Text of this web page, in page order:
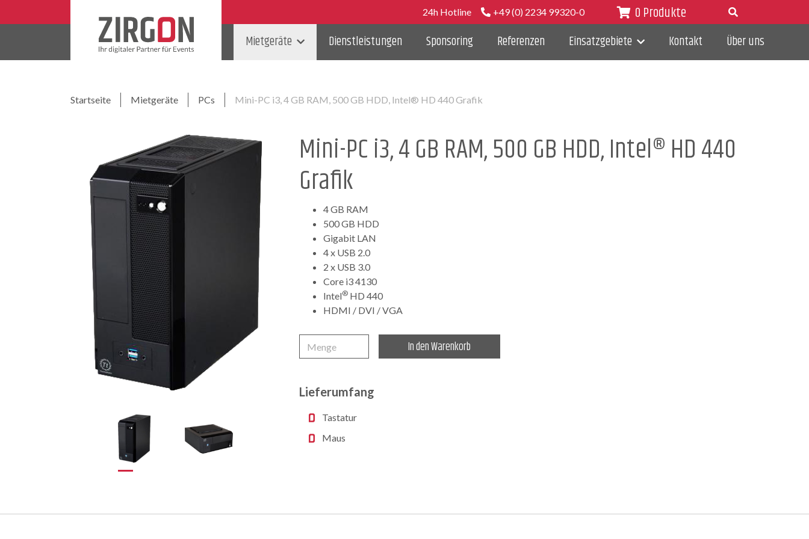
24h Hotline Telefon:
+49 (0) 2234 99320-0 Meine Anfrage:
0 Produkte
Mietgeräte Dienstleistungen Sponsoring Referenzen Einsatzgebiete Kontakt Über uns
Startseite Mietgeräte PCs Mini-PC i3, 4 GB RAM, 500 GB HDD, Intel® HD 440 Grafik
Mini-PC i3, 4 GB RAM, 500 GB HDD, Intel® HD 440
Grafik
4 GB RAM
500 GB HDD
Gigabit LAN
4 x USB 2.0
2 x USB 3.0
Core i3 4130
Intel®HD 440
HDMI / DVI / VGA
Menge In den Warenkorb
Lieferumfang
Tastatur
Maus